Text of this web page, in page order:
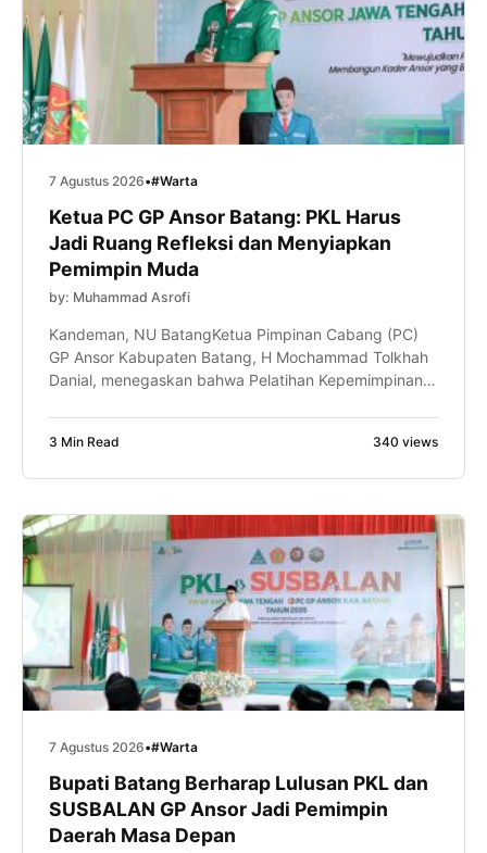
7 Agustus 2026•#Warta
Ketua PC GP Ansor Batang: PKL Harus
Jadi Ruang Refleksi dan Menyiapkan
Pemimpin Muda
by: Muhammad Asrofi
Kandeman, NU BatangKetua Pimpinan Cabang (PC)
GP Ansor Kabupaten Batang, H Mochammad Tolkhah
Danial, menegaskan bahwa Pelatihan Kepemimpinan
intelektual, kepemimpinan, dan kemampuan
pembukaan PKL dan Kursus Banser Lanjutan
(SUSBALAN) Pimpinan […]
3 Min Read 340 views
7 Agustus 2026•#Warta
Bupati Batang Berharap Lulusan PKL dan
SUSBALAN GP Ansor Jadi Pemimpin
Daerah Masa Depan